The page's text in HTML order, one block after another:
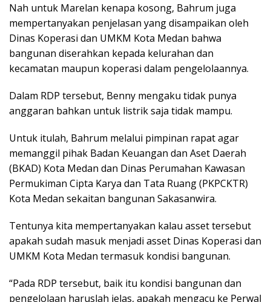
Nah untuk Marelan kenapa kosong, Bahrum juga
mempertanyakan penjelasan yang disampaikan oleh
Dinas Koperasi dan UMKM Kota Medan bahwa
bangunan diserahkan kepada kelurahan dan
kecamatan maupun koperasi dalam pengelolaannya.
Dalam RDP tersebut, Benny mengaku tidak punya
anggaran bahkan untuk listrik saja tidak mampu.
Untuk itulah, Bahrum melalui pimpinan rapat agar
memanggil pihak Badan Keuangan dan Aset Daerah
(BKAD) Kota Medan dan Dinas Perumahan Kawasan
Permukiman Cipta Karya dan Tata Ruang (PKPCKTR)
Kota Medan sekaitan bangunan Sakasanwira.
Tentunya kita mempertanyakan kalau asset tersebut
apakah sudah masuk menjadi asset Dinas Koperasi dan
UMKM Kota Medan termasuk kondisi bangunan.
“Pada RDP tersebut, baik itu kondisi bangunan dan
pengelolaan haruslah jelas, apakah mengacu ke Perwal